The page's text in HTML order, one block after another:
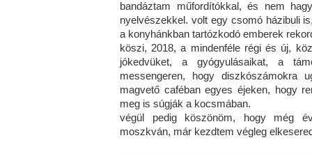
bandáztam műfordítókkal, és nem
nyelvészekkel. volt egy csomó házibuli
a konyhánkban tartózkodó emberek
köszi, 2018, a mindenféle régi és új,
jókedvüket, a gyógyulásaikat, a
messengeren, hogy diszkószámokra
magvető caféban egyes éjeken, hogy
meg is súgják a kocsmában.
végül pedig köszönöm, hogy még
moszkván, már kezdtem végleg